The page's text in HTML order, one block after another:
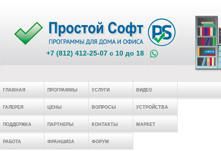
+7 (812) 412-25-07 c 10 до 18
ГЛАВНАЯ ПРОГРАММЫ УСЛУГИ ВИДЕО
ГАЛЕРЕЯ ЦЕНЫ ВОПРОСЫ УСТРОЙСТВА
ПОДДЕРЖКА ПАРТНЕРЫ КОНТАКТЫ МАРКЕТ
РАБОТА ФРАНШИЗА ФОРУМ